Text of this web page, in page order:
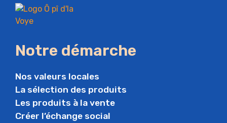
Notre démarche
Nos valeurs locales
La sélection des produits
Les produits à la vente
Créer l’échange social